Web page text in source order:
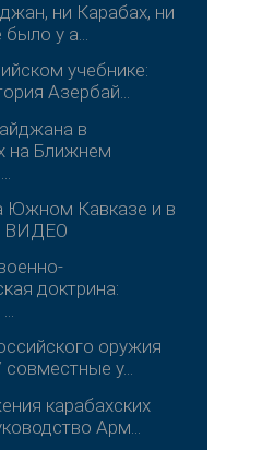
ни Карабах, ни
у а...
учебнике:
Азербай...
в
на Ближнем
Южном Кавказе и в
ВИДЕО
доктрина:
оружия
у...
карабахских
Арм...